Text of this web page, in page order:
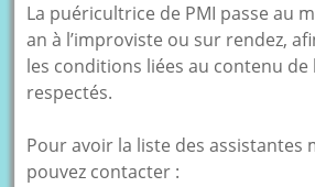
La puéricultrice de PMI passe au
an à l’improviste ou sur rendez,
les conditions liées au contenu de
respectés.
Pour avoir la liste des assistantes
pouvez contacter :